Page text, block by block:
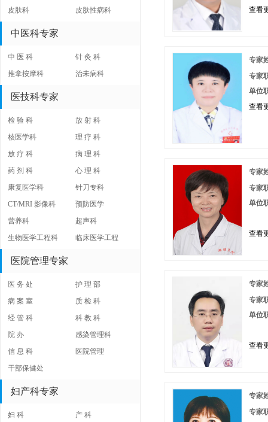
皮肤科 皮肤性病科
中医科专家
中 医 科
针 灸 科
推拿按摩科
治未病科
医技科专家
检 验 科
放 射 科
核医学科
理 疗 科
放 疗 科
病 理 科
药 剂 科
心 理 科
康复医学科
针刀专科
CT/MRI 影像科
预防医学
营养科
超声科
生物医学工程科
临床医学工程
医院管理专家
医 务 处
护 理 部
病 案 室
质 检 科
经 管 科
科 教 科
院 办
感染管理科
信 息 科
医院管理
干部保健处
妇产科专家
妇 科
产 科
查看
专家
专家
单位
查看
专家
专家
单位
查看
专家
专家
单位
查看
专家
专家